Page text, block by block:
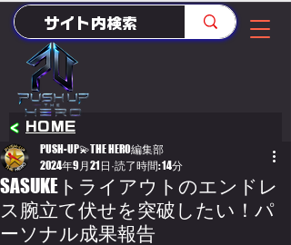
HOME
<
SASUKEトライアウトのエンドレ
ス腕立て伏せを突破したい！パ
ーソナル成果報告
PUSH-UP💫THE HERO編集部
2024年9月21日 読了時間: 14分